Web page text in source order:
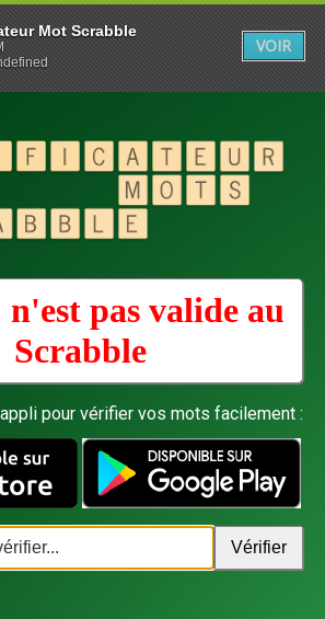
pas valide au
Scrabble
pour vérifier vos mots facilement :
Mot Scrabble
VOIR